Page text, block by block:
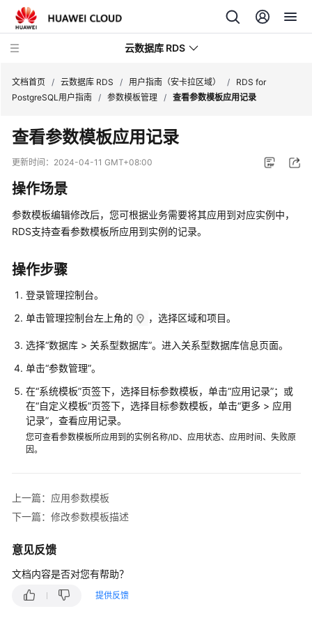
云数据库 RDS
产
介
绍
计
说
快
入
门
内
核
介
绍
指
南
最
佳
践
文档首页 / 云数据库 RDS / 用户指南（安卡拉区域） /
RDS for
PostgreSQL用户指南 / 参数模板管理 / 查看参数模板应用记录
查看参数模板应用记录
更新时间： 2024-04-11 GMT+08:00
操作场景
参数模板编辑修改后，您可根据业务需要将其应用到对应实例中，
RDS支持查看参数模板所应用到实例的记录。
操作步骤
登录管理控制台。
单击管理控制台左上角的
，选择区域和项目。
选择“数据库 > 关系型数据库”。进入关系型数据库信息页面。
单击“参数管理”。
在“系统模板”页签下，选择目标参数模板，单击“应用记录”；或
在“自定义模板”页签下，选择目标参数模板，单击“更多 > 应用
记录”，查看应用记录。
您可查看参数模板所应用到的实例名称/ID、应用状态、应用时间、失败原
因。
上一篇：应用参数模板
下一篇：修改参数模板描述
意见反馈
文档内容是否对您有帮助？
提供反馈